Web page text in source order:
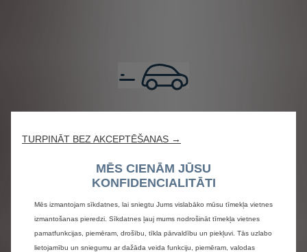
TURPINĀT BEZ AKCEPTĒŠANAS →
MĒS CIENĀM JŪSU
KONFIDENCIALITĀTI
Mēs izmantojam sīkdatnes, lai sniegtu Jums vislabāko mūsu tīmekļa vietnes
izmantošanas pieredzi. Sīkdatnes ļauj mums nodrošināt tīmekļa vietnes
pamatfunkcijas, piemēram, drošību, tīkla pārvaldību un piekļuvi. Tās uzlabo
lietojamību un sniegumu ar dažāda veida funkciju, piemēram, valodas